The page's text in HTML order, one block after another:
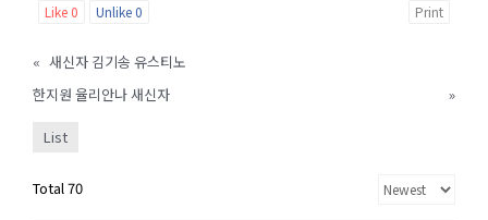
Like 0 Unlike0 Print
« 새신자 김기송 유스티노
한지원 율리안나 새신자
»
List
Total 70